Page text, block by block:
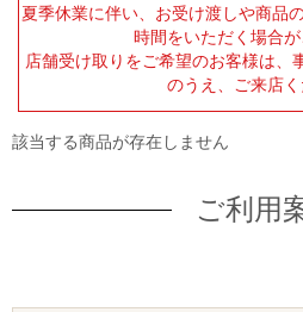
夏季休業に伴い、お受け渡しや商品
時間をいただく場合が
店舗受け取りをご希望のお客様は、
のうえ、ご来店く
該当する商品が存在しません
ご利用